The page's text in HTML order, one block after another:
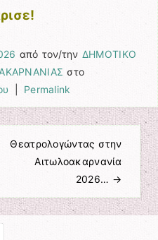
από τον/την ΔΗΜΟΤΙΚΟ
στο
Permalink
Θεατρολογώντας στην
Αιτωλοακαρνανία
2026… →